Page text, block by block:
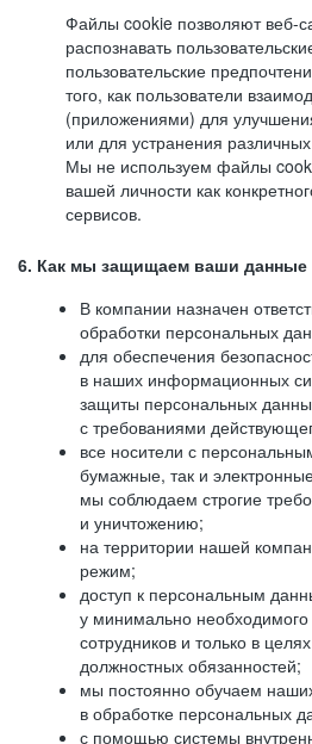
Файлы cookie позволяют веб-
распознавать
пользовательские
того, как пользователи
(приложениями) для
или для устранения
Мы не используем файлы
вашей личности как
сервисов.
6. Как мы защищаем ваши данные
В компании назначен
обработки персональных
для обеспечения
в наших информационных
защиты персональных
с требованиями
все носители с
бумажные, так и
мы соблюдаем строгие
и уничтожению;
на территории нашей
режим;
доступ к персональным
у минимально
сотрудников и только в
должностных обязанностей;
мы постоянно обучаем
в обработке персональных
с помощью системы